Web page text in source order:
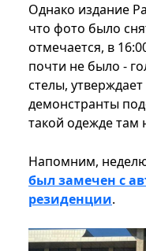
Однако издание
что фото было
отмечается, в
почти не было -
стелы,
демонстранты
такой одежде там
Напомним,
был замечен с
резиденции.